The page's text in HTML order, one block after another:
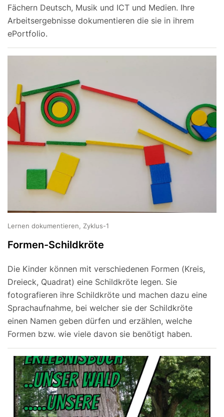
Fächern Deutsch, Musik und ICT und Medien. Ihre
Arbeitsergebnisse dokumentieren die sie in ihrem
ePortfolio.
Lernen dokumentieren, Zyklus-1
Formen-Schildkröte
Die Kinder können mit verschiedenen Formen (Kreis,
Dreieck, Quadrat) eine Schildkröte legen. Sie
fotografieren ihre Schildkröte und machen dazu eine
Sprachaufnahme, bei welcher sie der Schildkröte
einen Namen geben dürfen und erzählen, welche
Formen bzw. wie viele davon sie benötigt haben.